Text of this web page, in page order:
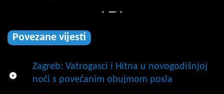
Povezane vijesti
Zagreb: Vatrogasci i Hitna u novogodišnjoj
noći s povećanim obujmom posla